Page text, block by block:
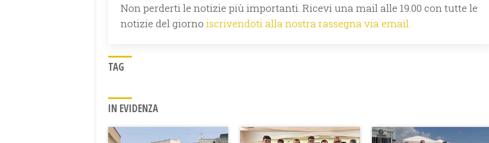
Non perderti le notizie più importanti. Ricevi una mail alle 19.00 con tutte le
notizie del giorno iscrivendoti alla nostra rassegna via email.
TAG
IN EVIDENZA